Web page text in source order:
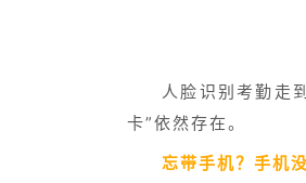
人脸识别考勤走
卡”依然存在。
忘带手机？手机